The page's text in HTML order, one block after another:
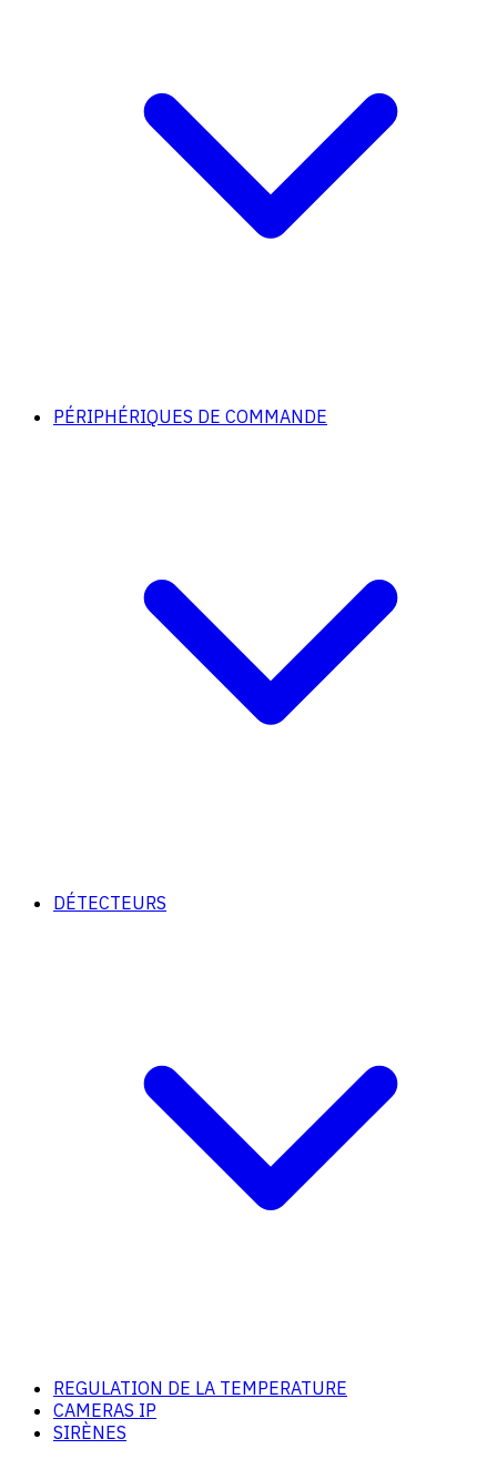
PÉRIPHÉRIQUES DE COMMANDE
DÉTECTEURS
REGULATION DE LA TEMPERATURE
CAMERAS IP
SIRÈNES